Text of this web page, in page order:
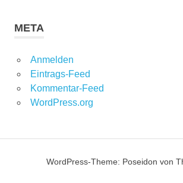
META
Anmelden
Eintrags-Feed
Kommentar-Feed
WordPress.org
WordPress-Theme: Poseidon von